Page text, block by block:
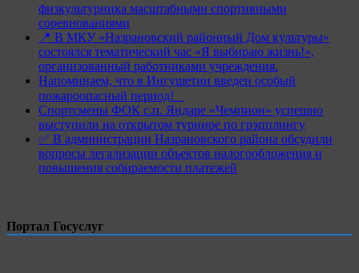
физкультурника масштабными спортивными
соревнованиями
📍 В МКУ «Назрановский районный Дом культуры»
состоялся тематический час «Я выбираю жизнь!»,
организованный работниками учреждения.
Напоминаем, что в Ингушетии введен особый
пожароопасный период!⁣⁣⠀
Спортсмены ФОК с.п. Яндаре «Чемпион» успешно
выступили на открытом турнире по грэпплингу
✅ В администрации Назрановского района обсудили
вопросы легализации объектов налогообложения и
повышения собираемости платежей
Портал Госуслуг